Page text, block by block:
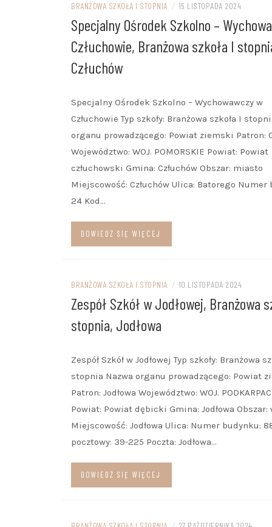
BRANŻOWA SZKOŁA I STOPNIA / 15 LISTOPADA 2024
Specjalny Ośrodek Szkolno –
Człuchowie, Branżowa szkoła I
Człuchów
Specjalny Ośrodek Szkolno – Wychowawczy w
Człuchowie Typ szkoły: Branżowa szkoła I
organu prowadzącego: Powiat ziemski Patron:
Województwo: WOJ. POMORSKIE Powiat: Powiat
człuchowski Gmina: Człuchów Obszar: miasto
Miejscowość: Człuchów Ulica: Batorego Numer
24 Kod…
DOWIEDZ SIĘ WIĘCEJ
BRANŻOWA SZKOŁA I STOPNIA / 10 LISTOPADA 2024
Zespół Szkół w Jodłowej, Branżowa
stopnia, Jodłowa
Zespół Szkół w Jodłowej Typ szkoły: Branżowa
stopnia Nazwa organu prowadzącego: Powiat
Patron: Jodłowa Województwo: WOJ.
Powiat: Powiat dębicki Gmina: Jodłowa Obszar:
Miejscowość: Jodłowa Ulica: Numer budynku:
pocztowy: 39-225 Poczta: Jodłowa…
DOWIEDZ SIĘ WIĘCEJ